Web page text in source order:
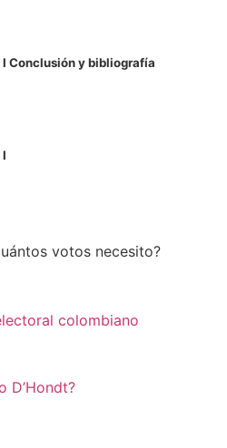
Conclusión y bibliografía
votos necesito?
colombiano
D’Hondt?